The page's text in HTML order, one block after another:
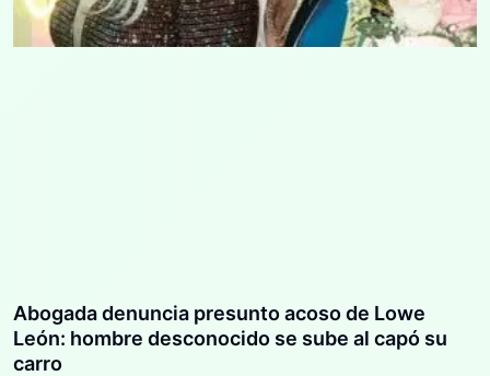
Abogada denuncia presunto acoso de Lowe
León: hombre desconocido se sube al capó su
carro